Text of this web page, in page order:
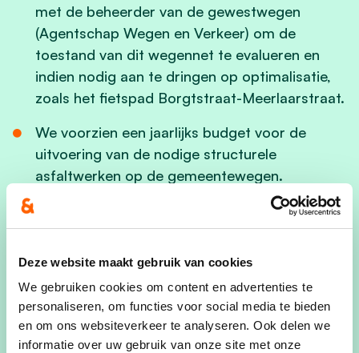
Deze website maakt gebruik van cookies
We gebruiken cookies om content en advertenties te
personaliseren, om functies voor social media te bieden
en om ons websiteverkeer te analyseren. Ook delen we
informatie over uw gebruik van onze site met onze
met de beheerder van de gewestwegen
(Agentschap Wegen en Verkeer) om de
toestand van dit wegennet te evalueren en
indien nodig aan te dringen op optimalisatie,
zoals het fietspad Borgtstraat-Meerlaarstraat.
We voorzien een jaarlijks budget voor de
uitvoering van de nodige structurele
asfaltwerken op de gemeentewegen.
We zorgen voor snelle sneeuwruiming, ook op
fietspaden.
We voorzien parkeerzones voor vrachtwagens
en autobussen zodat deze de
verkeersveiligheid niet in het gedrang brengen.
We organiseren een test in samenwerking met